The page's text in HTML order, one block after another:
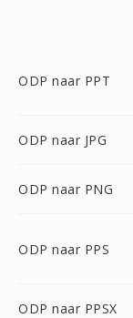
ODP naar PPT
ODP naar JPG
ODP naar PNG
ODP naar PPS
ODP naar PPSX